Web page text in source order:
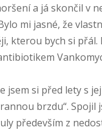
a já skončil v
mi jasné, že
kterou bych si přál.
jsem si před lety s
brzdu“. Spojil
především z